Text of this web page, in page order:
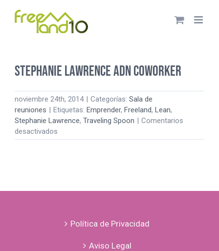
Stephanie Lawrence ADN coworker
noviembre 24th, 2014 | Categorías: Sala de
reuniones | Etiquetas: Emprender, Freeland, Lean,
Stephanie Lawrence, Traveling Spoon | Comentarios
desactivados
Stephanie
Política de Privacidad
Aviso Legal